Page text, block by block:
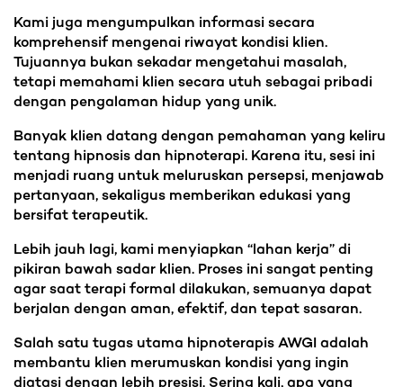
Kami juga mengumpulkan informasi secara
komprehensif mengenai riwayat kondisi klien.
Tujuannya bukan sekadar mengetahui masalah,
tetapi memahami klien secara utuh sebagai pribadi
dengan pengalaman hidup yang unik.
Banyak klien datang dengan pemahaman yang keliru
tentang hipnosis dan hipnoterapi. Karena itu, sesi ini
menjadi ruang untuk meluruskan persepsi, menjawab
pertanyaan, sekaligus memberikan edukasi yang
bersifat terapeutik.
Lebih jauh lagi, kami menyiapkan “lahan kerja” di
pikiran bawah sadar klien. Proses ini sangat penting
agar saat terapi formal dilakukan, semuanya dapat
berjalan dengan aman, efektif, dan tepat sasaran.
Salah satu tugas utama hipnoterapis AWGI adalah
membantu klien merumuskan kondisi yang ingin